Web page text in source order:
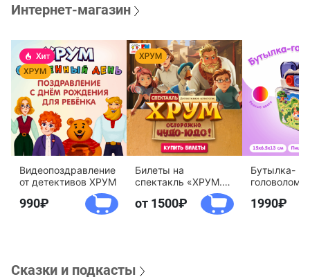
Интернет-магазин
Видеопоздравление
от детективов ХРУМ
990
Билеты на
спектакль «ХРУМ.
Осторожно, Чудо-
Юдо!»
от 1500
Бутылка-
агентство
1990
Сказки и подкасты